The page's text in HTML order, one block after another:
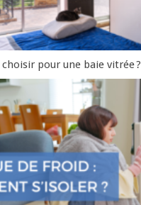
pour une baie vitrée ?